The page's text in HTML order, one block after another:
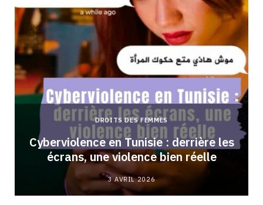
DROITS DES FEMMES
Cyberviolence en Tunisie : derrière les
écrans, une violence bien réelle
3 AVRIL 2026